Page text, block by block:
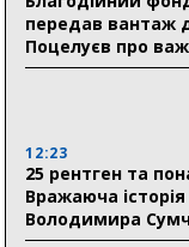
прифронтової
в Австрії
відновлення
21:01
передав вантаж
Поцелуєв про
12:23
25 рентген та
Вражаюча
Володимира